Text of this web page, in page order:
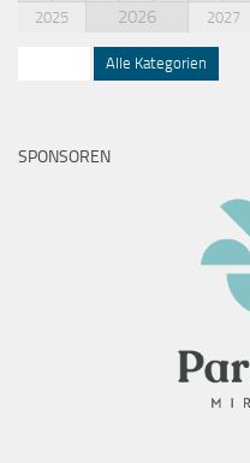
2025 2026 2027
Alle Kategorien
SPONSOREN